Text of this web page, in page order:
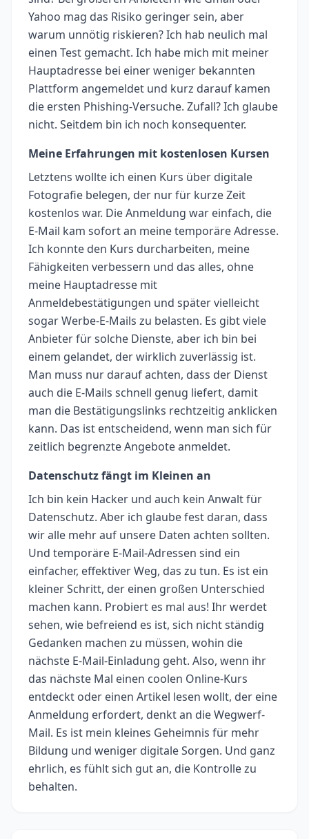
Yahoo mag das Risiko geringer sein, aber
warum unnötig riskieren? Ich hab neulich mal
einen Test gemacht. Ich habe mich mit meiner
Hauptadresse bei einer weniger bekannten
Plattform angemeldet und kurz darauf kamen
die ersten Phishing-Versuche. Zufall? Ich glaube
nicht. Seitdem bin ich noch konsequenter.
Meine Erfahrungen mit kostenlosen Kursen
Letztens wollte ich einen Kurs über digitale
Fotografie belegen, der nur für kurze Zeit
kostenlos war. Die Anmeldung war einfach, die
E-Mail kam sofort an meine temporäre Adresse.
Ich konnte den Kurs durcharbeiten, meine
Fähigkeiten verbessern und das alles, ohne
meine Hauptadresse mit
Anmeldebestätigungen und später vielleicht
sogar Werbe-E-Mails zu belasten. Es gibt viele
Anbieter für solche Dienste, aber ich bin bei
einem gelandet, der wirklich zuverlässig ist.
Man muss nur darauf achten, dass der Dienst
auch die E-Mails schnell genug liefert, damit
man die Bestätigungslinks rechtzeitig anklicken
kann. Das ist entscheidend, wenn man sich für
zeitlich begrenzte Angebote anmeldet.
Datenschutz fängt im Kleinen an
Ich bin kein Hacker und auch kein Anwalt für
Datenschutz. Aber ich glaube fest daran, dass
wir alle mehr auf unsere Daten achten sollten.
Und temporäre E-Mail-Adressen sind ein
einfacher, effektiver Weg, das zu tun. Es ist ein
kleiner Schritt, der einen großen Unterschied
machen kann. Probiert es mal aus! Ihr werdet
sehen, wie befreiend es ist, sich nicht ständig
Gedanken machen zu müssen, wohin die
nächste E-Mail-Einladung geht. Also, wenn ihr
das nächste Mal einen coolen Online-Kurs
entdeckt oder einen Artikel lesen wollt, der eine
Anmeldung erfordert, denkt an die Wegwerf-
Mail. Es ist mein kleines Geheimnis für mehr
Bildung und weniger digitale Sorgen. Und ganz
ehrlich, es fühlt sich gut an, die Kontrolle zu
behalten.